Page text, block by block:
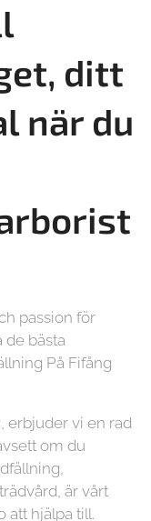
ditt
när du
passion för
de bästa
På Fifång
erbjuder vi en rad
om du
är vårt
att hjälpa till.